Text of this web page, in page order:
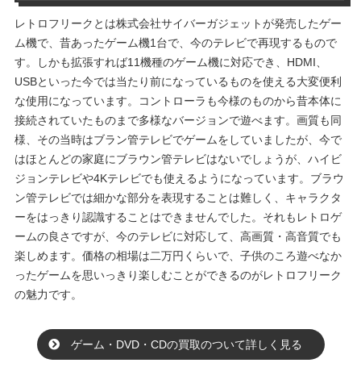
レトロフリークとは株式会社サイバーガジェットが発売したゲー
ム機で、昔あったゲーム機1台で、今のテレビで再現するもので
す。しかも拡張すれば11機種のゲーム機に対応でき、HDMI、
USBといった今では当たり前になっているものを使える大変便利
な使用になっています。コントローラも今様のものから昔本体に
接続されていたものまで多様なバージョンで遊べます。画質も同
様、その当時はブラン管テレビでゲームをしていましたが、今で
はほとんどの家庭にブラウン管テレビはないでしょうが、ハイビ
ジョンテレビや4Kテレビでも使えるようになっています。ブラウ
ン管テレビでは細かな部分を表現することは難しく、キャラクタ
ーをはっきり認識することはできませんでした。それもレトロゲ
ームの良さですが、今のテレビに対応して、高画質・高音質でも
楽しめます。価格の相場は二万円くらいで、子供のころ遊べなか
ったゲームを思いっきり楽しむことができるのがレトロフリーク
の魅力です。
ゲーム・DVD・CDの買取のついて詳しく見る